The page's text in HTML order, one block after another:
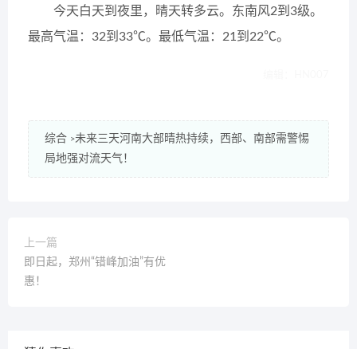
今天白天到夜里，晴天转多云。东南风2到3级。
最高气温：32到33℃。最低气温：21到22℃。
综合 >未来三天河南大部晴热持续，西部、南部需警惕
局地强对流天气！
上一篇
即日起，郑州“错峰加油”有优
惠！